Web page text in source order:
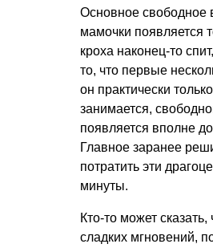
Основное свободное
мамочки появляется
кроха наконец-то
то, что первые
он практически
занимается,
появляется вполне
Главное заранее
потратить эти
минуты.
Кто-то может сказать,
сладких мгновений,